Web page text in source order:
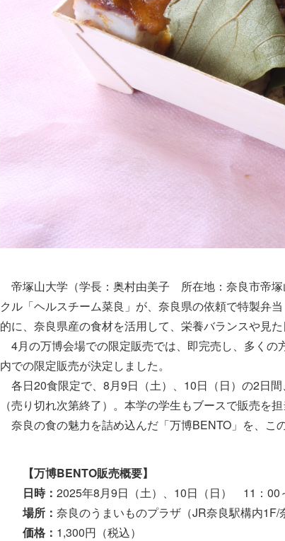
帝塚山大学（学長：奥村由美子 所在地：奈良市帝
クル「ヘルスチーム菜良」が、奈良県の依頼で特製弁
的に、奈良県産の食材を活用して、栄養バランスや見
4月の万博会場での限定販売では、即完売し、多く
内での限定販売が決定しました。
各日20食限定で、8月9日（土）、10日（日）の2日
（売り切れ次第終了）。本学の学生もブースで販売を担
奈良の食の魅力を詰め込んだ「万博BENTO」を、こ
【万博BENTO販売概要】
日時： 2025年8月9日（土）、10日（日） 11：
場所： 奈良のうまいものプラザ（JR奈良駅構内1F/
価格： 1,300円（税込）